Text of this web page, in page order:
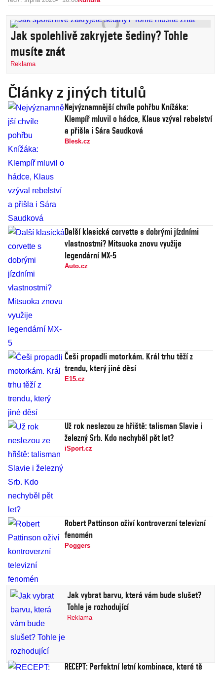
Jak spolehlivě zakryjete šediny? Tohle
musíte znát
Reklama
Články z jiných titulů
Nejvýznamnější chvíle pohřbu Knížáka:
Klempíř mluvil o hádce, Klaus vzýval rebelství
a přišla i Sára Saudková
Blesk.cz
Další klasická corvette s dobrými jízdními
vlastnostmi? Mitsuoka znovu využije
legendární MX-5
Auto.cz
Češi propadli motorkám. Král trhu těží z
trendu, který jiné děsí
E15.cz
Už rok neslezou ze hřiště: talisman Slavie i
železný Srb. Kdo nechyběl pět let?
iSport.cz
Robert Pattinson oživí kontroverzní televizní
fenomén
Poggers
Jak vybrat barvu, která vám bude slušet?
Tohle je rozhodující
Reklama
RECEPT: Perfektní letní kombinace, které tě